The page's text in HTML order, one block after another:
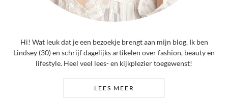
Hi! Wat leuk dat je een bezoekje brengt aan mijn blog. Ik ben
Lindsey (30) en schrijf dagelijks artikelen over fashion, beauty en
lifestyle. Heel veel lees- en kijkplezier toegewenst!
LEES MEER